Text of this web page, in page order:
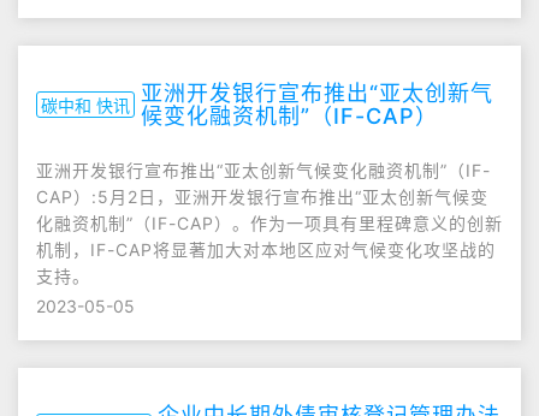
碳中和 快讯 亚洲开发银行宣布推出“亚太创新气
候变化融资机制”（IF-CAP）
亚洲开发银行宣布推出“亚太创新气候变化融资机制”（IF-
CAP）:5月2日，亚洲开发银行宣布推出“亚太创新气候变
化融资机制”（IF-CAP）。作为一项具有里程碑意义的创新
机制，IF-CAP将显著加大对本地区应对气候变化攻坚战的
支持。
2023-05-05